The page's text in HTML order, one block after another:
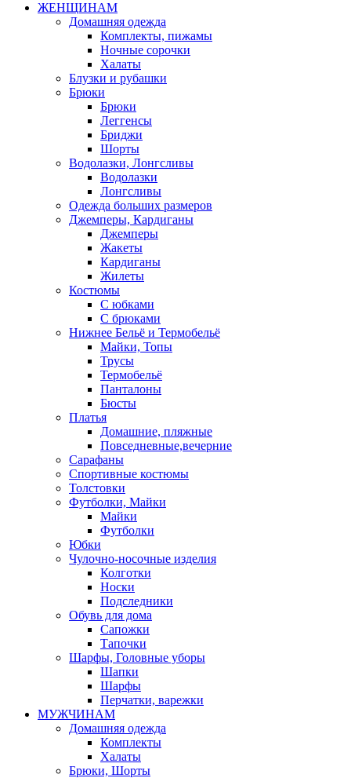
ЖЕНЩИНАМ
Домашняя одежда
Комплекты, пижамы
Ночные сорочки
Халаты
Блузки и рубашки
Брюки
Брюки
Леггенсы
Бриджи
Шорты
Водолазки, Лонгсливы
Водолазки
Лонгсливы
Одежда больших размеров
Джемперы, Кардиганы
Джемперы
Жакеты
Кардиганы
Жилеты
Костюмы
С юбками
С брюками
Нижнее Бельё и Термобельё
Майки, Топы
Трусы
Термобельё
Панталоны
Бюсты
Платья
Домашние, пляжные
Повседневные,вечерние
Сарафаны
Спортивные костюмы
Толстовки
Футболки, Майки
Майки
Футболки
Юбки
Чулочно-носочные изделия
Колготки
Носки
Подследники
Обувь для дома
Сапожки
Тапочки
Шарфы, Головные уборы
Шапки
Шарфы
Перчатки, варежки
МУЖЧИНАМ
Домашняя одежда
Комплекты
Халаты
Брюки, Шорты